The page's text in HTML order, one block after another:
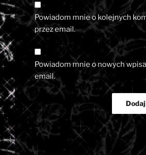
Powiadom mnie o kolejnych
przez email.
Powiadom mnie o nowych
email.